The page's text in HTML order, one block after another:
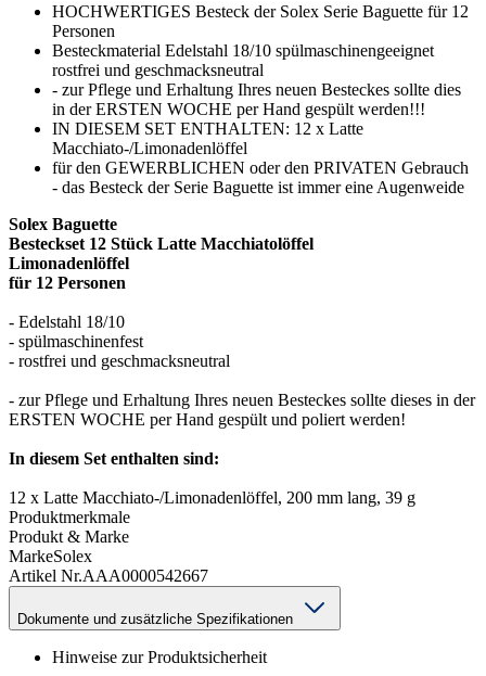
HOCHWERTIGES Besteck der Solex Serie Baguette für 12
Personen
Besteckmaterial Edelstahl 18/10 spülmaschinengeeignet
rostfrei und geschmacksneutral
- zur Pflege und Erhaltung Ihres neuen Besteckes sollte dies
in der ERSTEN WOCHE per Hand gespült werden!!!
IN DIESEM SET ENTHALTEN: 12 x Latte
Macchiato-/Limonadenlöffel
für den GEWERBLICHEN oder den PRIVATEN Gebrauch
- das Besteck der Serie Baguette ist immer eine Augenweide
Solex Baguette
Besteckset 12 Stück Latte Macchiatolöffel
Limonadenlöffel
für 12 Personen
- Edelstahl 18/10
- spülmaschinenfest
- rostfrei und geschmacksneutral
- zur Pflege und Erhaltung Ihres neuen Besteckes sollte dieses in der
ERSTEN WOCHE per Hand gespült und poliert werden!
In diesem Set enthalten sind:
12 x Latte Macchiato-/Limonadenlöffel, 200 mm lang, 39 g
Produktmerkmale
Produkt & Marke
MarkeSolex
Artikel Nr.AAA0000542667
Dokumente und zusätzliche Spezifikationen
Hinweise zur Produktsicherheit